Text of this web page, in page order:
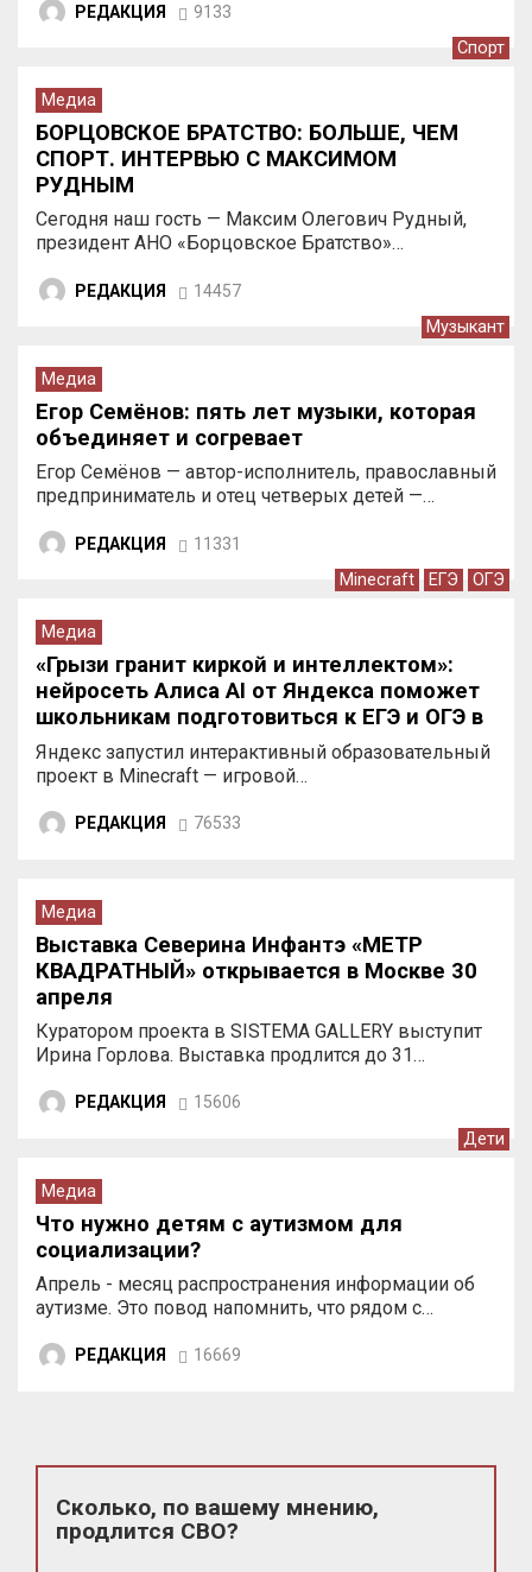
РЕДАКЦИЯ 9133
Спорт
Медиа
БОРЦОВСКОЕ БРАТСТВО: БОЛЬШЕ, ЧЕМ
СПОРТ. ИНТЕРВЬЮ С МАКСИМОМ
РУДНЫМ
Сегодня наш гость — Максим Олегович Рудный,
президент АНО «Борцовское Братство»…
РЕДАКЦИЯ 14457
Музыкант
Медиа
Егор Семёнов: пять лет музыки, которая
объединяет и согревает
Егор Семёнов — автор-исполнитель, православный
предприниматель и отец четверых детей —…
РЕДАКЦИЯ 11331
Minecraft ЕГЭ ОГЭ
Медиа
«Грызи гранит киркой и интеллектом»:
нейросеть Алиса AI от Яндекса поможет
школьникам подготовиться к ЕГЭ и ОГЭ в
Minecraft
Яндекс запустил интерактивный образовательный
проект в Minecraft — игровой…
РЕДАКЦИЯ 76533
Медиа
Выставка Северина Инфантэ «МЕТР
КВАДРАТНЫЙ» открывается в Москве 30
апреля
Куратором проекта в SISTEMA GALLERY выступит
Ирина Горлова. Выставка продлится до 31…
РЕДАКЦИЯ 15606
Дети
Медиа
Что нужно детям с аутизмом для
социализации?
Апрель - месяц распространения информации об
аутизме. Это повод напомнить, что рядом с…
РЕДАКЦИЯ 16669
Сколько, по вашему мнению,
продлится СВО?